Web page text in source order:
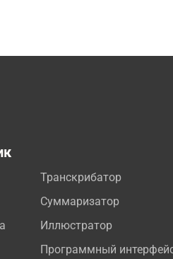
Транскрибатор
Суммаризатор
Иллюстратор
Программный